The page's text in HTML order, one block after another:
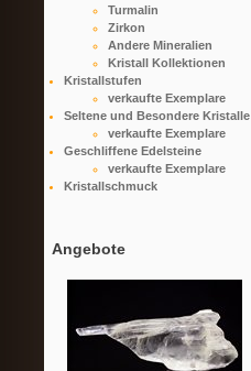
Turmalin
Zirkon
Andere Mineralien
Kristall Kollektionen
Kristallstufen
verkaufte Exemplare
Seltene und Besondere Kristalle
verkaufte Exemplare
Geschliffene Edelsteine
verkaufte Exemplare
Kristallschmuck
Angebote